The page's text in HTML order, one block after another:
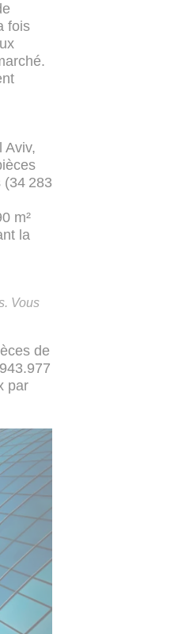
fois
Aviv,
(34 283
m²
la
Vous
de
par